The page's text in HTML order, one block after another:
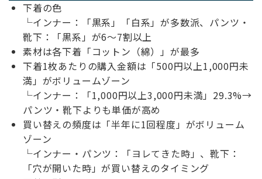
下着の色
└インナー：「黒系」「白系」が多数派、パンツ・
靴下：「黒系」が6～7割以上
素材は各下着「コットン（綿）」が最多
下着1枚あたりの購入金額は「500円以上1,000円未
満」がボリュームゾーン
└インナー：「1,000円以上3,000円未満」29.3%→
パンツ・靴下よりも単価が高め
買い替えの頻度は「半年に1回程度」がボリューム
ゾーン
└インナー・パンツ：「ヨレてきた時」、靴下：
「穴が開いた時」が買い替えのタイミング